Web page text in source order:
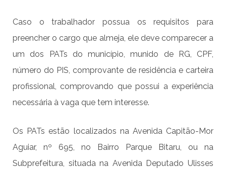
Caso o trabalhador possua os requisitos para
preencher o cargo que almeja, ele deve comparecer a
um dos PATs do município, munido de RG, CPF,
número do PIS, comprovante de residência e carteira
profissional, comprovando que possui a experiência
necessária à vaga que tem interesse.
Os PATs estão localizados na Avenida Capitão-Mor
Aguiar, nº 695, no Bairro Parque Bitaru, ou na
Subprefeitura, situada na Avenida Deputado Ulisses